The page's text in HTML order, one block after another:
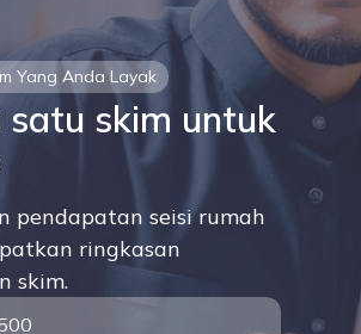
Yang Anda Layak
satu skim untuk
pendapatan seisi rumah
ringkasan
skim.